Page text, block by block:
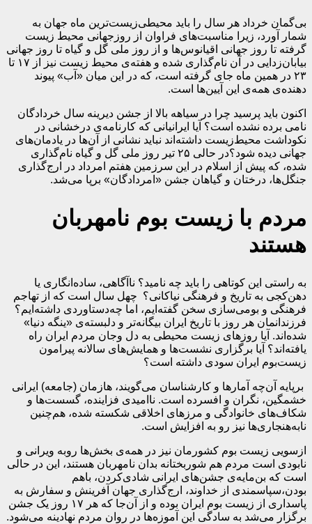
بی‌گمان خرداد هر سال را باید محیطی‌زیست‌ترین ماه جهان به
شمار آورد، زیرا مناسبت‌های فراوان از روزجهانی محیط‌ زیست
گرفته تا روز جهانی اقیانوس‌ها و از روز ملی گل و گیاه تا روز جهانی
بیابان‌زدایی در آن نام‌گذاری شده و هفته‌ی محیط زیست نیز از ۱۷ تا
۲۳ در همین ماه جای گرفته است، که در این میان «آب» پیوند
دهنده‌ی همه‌ی این آیین‌ها است.
اکنون باید پرسید چرا در سیاهه بالا از جشن دیرینه‌ سال خردادگان
نامی برده نشده است؟ آیا ایرانیانی که کارنامه‌ی درخشانی در
نکوداشت محیط‌زیست داشته‌اند نباید نشانی از آن‌ها در یادمان‌های
جهانی دیده شود؟در حالی ۲۵ تیر روز ملی گل و گیاه نام‌گذاری
شده، که پیش از اسلام در این سرزمین هفتم امرداد در ارج‌گذاری
جنگل‌ها، درختان و گیاهان جشن «امردادگان» برپا می‌شد.
مردم با زیست بوم نامهربان
هستند
به راستی این کوتاهی را باید چه نامید؟ ناآگاهی، ساده‌انگاری یا
دهن‌کجی به تاریخ و فرهنگی نیاکانی؟ چهل سال است که از تهاجم
فرهنگی و بومی‌سازی سخن گفته‌ایم، اما چه‌دستاوردی داشته‌ایم؟
فرزندانمان هر روز با تاریخ ایران بیگانه‌تر و دلبسته‌ی «ینگه دنیا»
شده‌اند. آیا روزهای زیست محیطی به دل‌ وجان مردم ایران راه
یافته‌اند؟ آیا برگزاری نشست‌ها و همایش‌های سالانه پیرامون
زیست‌بوم ایران سودی داشته است؟
برپایه‌ آن‌چه آمارها و کارشناسان می‌گویند، هازمان (جامعه) ایرانی
خشمگین، نگران و افسرده است. ناامیدی فزاینده، گسست‌ها و
شکاف‌های خانوادگی و مرزهای اخلاقی شکسته شده، هم‌چنین
نابه‌هنجاری‌ها نیز رو به افزایش است.
ازسویی زیست بوم کشورمان نیز در همه‌ی بخش‌ها روبه ویرانی و
نابودی است مردم هم شوربختانه بدان نامهربان هستند، این در حالی
است که بن‌مایه‌ی جشن‌های ایرانی شادی‌کردن، باهم
بودن،سپاسمندی از خداوند، ارج‌گذاری جهان آفرینش و سفارش به
پاسداری از زیست بوم ایران بوده و از آن‌جا که هر ۱۷ روز یک جشن
برگزار می‌شد به سادگی این آموزه‌ها در روان مردم نهادینه می‌شود.